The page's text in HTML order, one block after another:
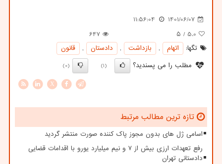
1401/06/07
11:56:04
5.0 / ۵
647
تگها:
اتهام , بازداشت , دادستان ,
قانون
مطلب را می پسندید؟
(1)
(0)
X
تازه ترین مطالب مرتبط
اسامی ژل های بدون مجوز پاک کننده صورت منتشر گردید
رفع تعهدات ارزی بیش از ۷ و نیم میلیارد یورو با اقدامات قضایی
دادستانی تهران